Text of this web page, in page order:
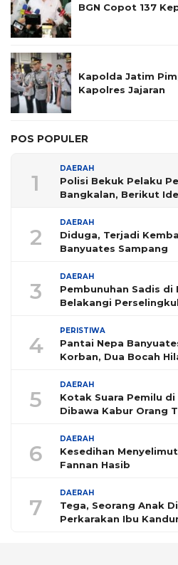
BGN Copot 137
Kapolda Jatim
Kapolres Jajaran
POS POPULER
1
DAERAH
Polisi Bekuk Pelaku
Bangkalan, Berikut
2
DAERAH
Diduga, Terjadi
Banyuates Sampang
3
DAERAH
Pembunuhan Sadis
Belakangi
4
PERISTIWA
Pantai Nepa
Korban, Dua Bocah
5
DAERAH
Kotak Suara Pemilu
Dibawa Kabur Orang
6
DAERAH
Kesedihan
Fannan Hasib
7
DAERAH
Tega, Seorang Anak
Perkarakan Ibu